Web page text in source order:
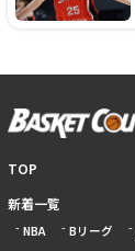
TOP
新着一覧
NBA Bリーグ